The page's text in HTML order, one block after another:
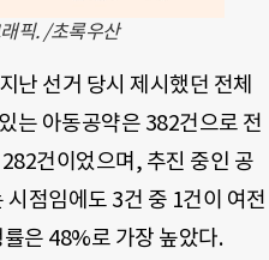
픽. /초록우산
난 선거 당시 제시했던 전체
는 아동공약은 382건으로 전
건이었으며, 추진 중인 공
점임에도 3건 중 1건이 여전
은 48%로 가장 높았다.